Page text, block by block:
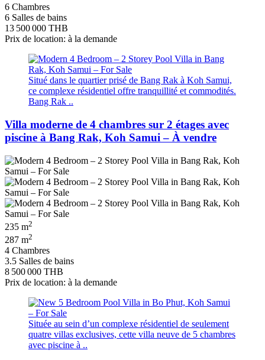
6 Chambres
6 Salles de bains
13 500 000 THB
Prix de location: à la demande
Situé dans le quartier prisé de Bang Rak à Koh Samui,
ce complexe résidentiel offre tranquillité et commodités.
Bang Rak ..
Villa moderne de 4 chambres sur 2 étages avec
piscine à Bang Rak, Koh Samui – À vendre
235 m2
287 m2
4 Chambres
3.5 Salles de bains
8 500 000 THB
Prix de location: à la demande
Située au sein d’un complexe résidentiel de seulement
quatre villas exclusives, cette villa neuve de 5 chambres
avec piscine à ..